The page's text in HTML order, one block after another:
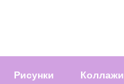
Рисунки Коллажи